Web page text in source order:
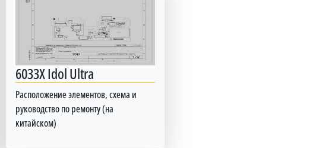
6033X Idol Ultra
Расположение элементов, схема и
руководство по ремонту (на
китайском)